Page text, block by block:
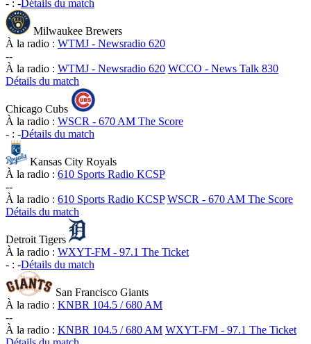
- : - Détails du match
Milwaukee Brewers
À la radio : WTMJ - Newsradio 620
--
À la radio : WTMJ - Newsradio 620 WCCO - News Talk 830
Détails du match
Chicago Cubs
À la radio : WSCR - 670 AM The Score
- : -Détails du match
Kansas City Royals
À la radio : 610 Sports Radio KCSP
--
À la radio : 610 Sports Radio KCSP WSCR - 670 AM The Score
Détails du match
Detroit Tigers
À la radio : WXYT-FM - 97.1 The Ticket
- : -Détails du match
San Francisco Giants
À la radio : KNBR 104.5 / 680 AM
--
À la radio : KNBR 104.5 / 680 AM WXYT-FM - 97.1 The Ticket